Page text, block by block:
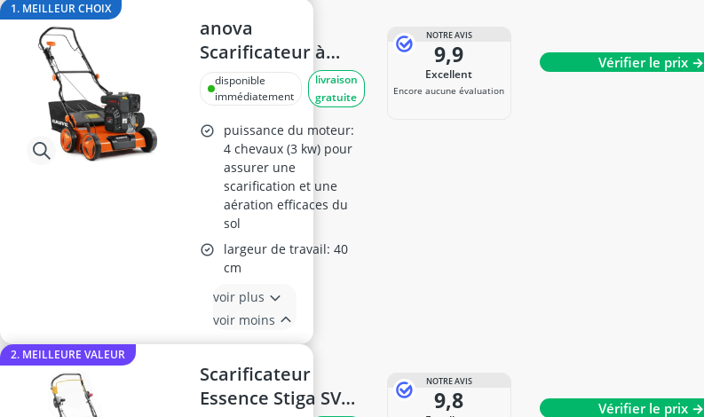
1. MEILLEUR CHOIX
anova
Scarificateur à
essence 4 HP (3
kW), 166 cm3, 3000
tr/min, réservoir
d'huile 0,5 l
disponible
immédiatement
livraison
gratuite
puissance du moteur:
4 chevaux (3 kw) pour
assurer une
scarification et une
aération efficaces du
sol
largeur de travail: 40
cm
voir plus
voir moins
NOTRE AVIS
9,9
Excellent
Encore aucune évaluation
Vérifier le prix →
2. MEILLEURE VALEUR
Scarificateur
Essence Stiga SVP
NOTRE AVIS
9,8 Vérifier le prix →